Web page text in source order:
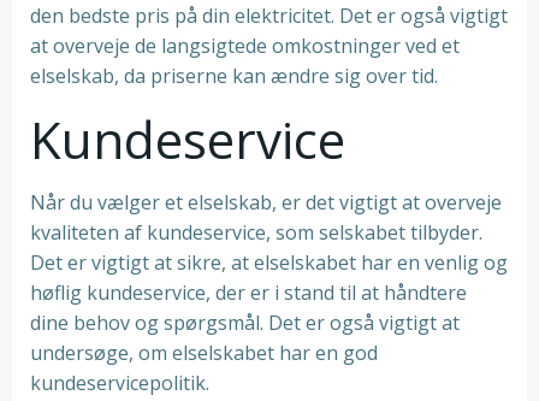
den bedste pris på din elektricitet. Det er også vigtigt
at overveje de langsigtede omkostninger ved et
elselskab, da priserne kan ændre sig over tid.
Kundeservice
Når du vælger et elselskab, er det vigtigt at overveje
kvaliteten af kundeservice, som selskabet tilbyder.
Det er vigtigt at sikre, at elselskabet har en venlig og
høflig kundeservice, der er i stand til at håndtere
dine behov og spørgsmål. Det er også vigtigt at
undersøge, om elselskabet har en god
kundeservicepolitik.